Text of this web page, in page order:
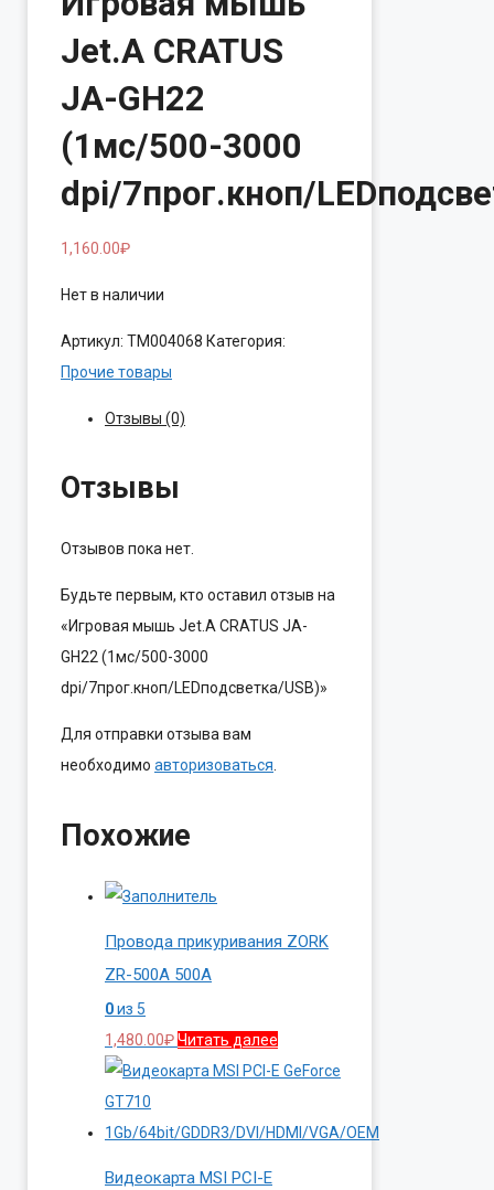
Jet.A CRATUS
JA-GH22
(1мс/500-3000
dpi/7прог.кноп/
1,160.00₽
Нет в наличии
Артикул: ТМ004068 Категория:
Прочие товары
Отзывы (0)
Отзывы
Отзывов пока нет.
Будьте первым, кто оставил отзыв на
«Игровая мышь Jet.A CRATUS JA-
GH22 (1мс/500-3000
dpi/7прог.кноп/LEDподсветка/USB)»
Для отправки отзыва вам
необходимо авторизоваться
Похожие
Провода прикуривания ZORK
ZR-500A 500A
0из 5
1,480.00₽Читать далее
Видеокарта MSI PCI-E